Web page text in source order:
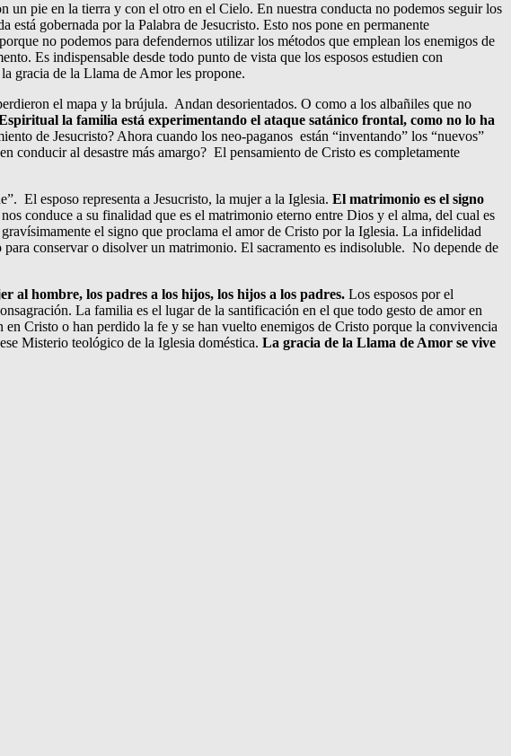
un pie en la tierra y con el otro en el Cielo. En nuestra conducta no podemos seguir los
gobernada por la Palabra de Jesucristo. Esto nos pone en permanente
porque no podemos para defendernos utilizar los métodos que emplean los enemigos de
Es indispensable desde todo punto de vista que los esposos estudien con
gracia de la Llama de Amor les propone.
el mapa y la brújula. Andan desorientados. O como a los albañiles que no
la familia está experimentando el ataque satánico frontal, como no lo ha
de Jesucristo? Ahora cuando los neo-paganos están “inventando” los “nuevos”
conducir al desastre más amargo? El pensamiento de Cristo es completamente
El esposo representa a Jesucristo, la mujer a la Iglesia. El matrimonio es el signo
conduce a su finalidad que es el matrimonio eterno entre Dios y el alma, del cual es
el signo que proclama el amor de Cristo por la Iglesia. La infidelidad
conservar o disolver un matrimonio. El sacramento es indisoluble. No depende de
al hombre, los padres a los hijos, los hijos a los padres. Los esposos por el
La familia es el lugar de la santificación en el que todo gesto de amor en
Cristo o han perdido la fe y se han vuelto enemigos de Cristo porque la convivencia
Misterio teológico de la Iglesia doméstica. La gracia de la Llama de Amor se vive